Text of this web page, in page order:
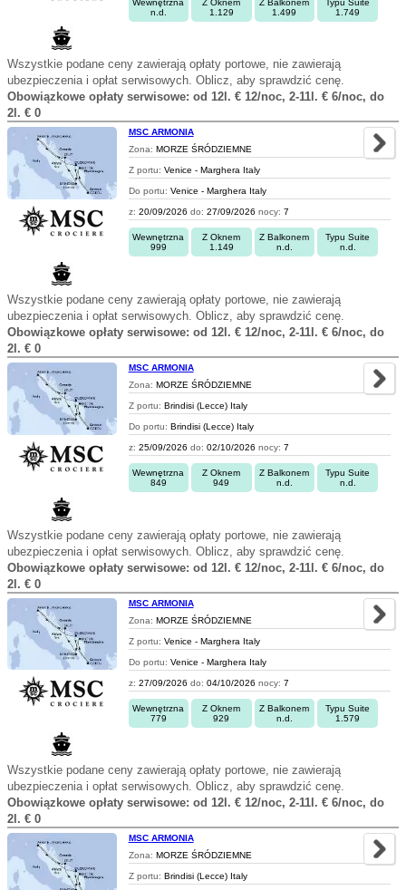
n.d.
1.129
1.499
1.749
Wszystkie podane ceny zawierają opłaty portowe, nie zawierają
ubezpieczenia i opłat serwisowych. Oblicz, aby sprawdzić cenę.
Obowiązkowe opłaty serwisowe: od 12l. € 12/noc, 2-11l. € 6/noc, do
2l. € 0
MSC ARMONIA
Zona: MORZE ŚRÓDZIEMNE
Z portu: Venice - Marghera Italy
Do portu: Venice - Marghera Italy
z: 20/09/2026 do: 27/09/2026 nocy: 7
Wewnętrzna
999
Z Oknem
1.149
Z Balkonem
n.d.
Typu Suite
n.d.
Wszystkie podane ceny zawierają opłaty portowe, nie zawierają
ubezpieczenia i opłat serwisowych. Oblicz, aby sprawdzić cenę.
Obowiązkowe opłaty serwisowe: od 12l. € 12/noc, 2-11l. € 6/noc, do
2l. € 0
MSC ARMONIA
Zona: MORZE ŚRÓDZIEMNE
Z portu: Brindisi (Lecce) Italy
Do portu: Brindisi (Lecce) Italy
z: 25/09/2026 do: 02/10/2026 nocy: 7
Wewnętrzna
849
Z Oknem
949
Z Balkonem
n.d.
Typu Suite
n.d.
Wszystkie podane ceny zawierają opłaty portowe, nie zawierają
ubezpieczenia i opłat serwisowych. Oblicz, aby sprawdzić cenę.
Obowiązkowe opłaty serwisowe: od 12l. € 12/noc, 2-11l. € 6/noc, do
2l. € 0
MSC ARMONIA
Zona: MORZE ŚRÓDZIEMNE
Z portu: Venice - Marghera Italy
Do portu: Venice - Marghera Italy
z: 27/09/2026 do: 04/10/2026 nocy: 7
Wewnętrzna
779
Z Oknem
929
Z Balkonem
n.d.
Typu Suite
1.579
Wszystkie podane ceny zawierają opłaty portowe, nie zawierają
ubezpieczenia i opłat serwisowych. Oblicz, aby sprawdzić cenę.
Obowiązkowe opłaty serwisowe: od 12l. € 12/noc, 2-11l. € 6/noc, do
2l. € 0
MSC ARMONIA
Zona: MORZE ŚRÓDZIEMNE
Z portu: Brindisi (Lecce) Italy